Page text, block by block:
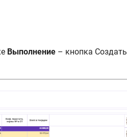
Выполнение – кнопка Создать